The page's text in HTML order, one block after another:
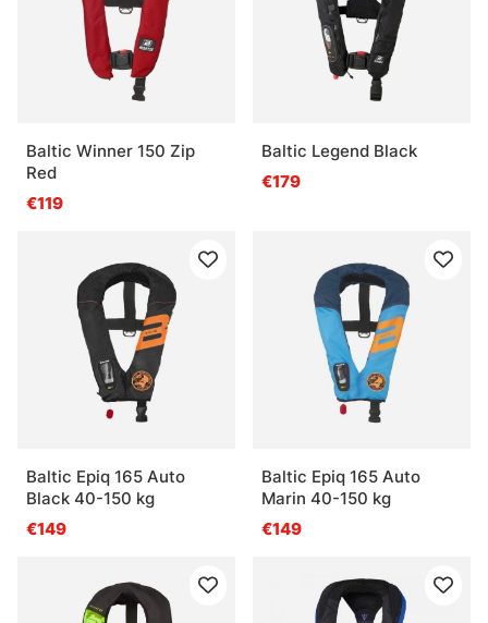
Baltic Winner 150 Zip
Red
€119
Baltic Legend Black
€179
Baltic Epiq 165 Auto
Black 40-150 kg
€149
Baltic Epiq 165 Auto
Marin 40-150 kg
€149